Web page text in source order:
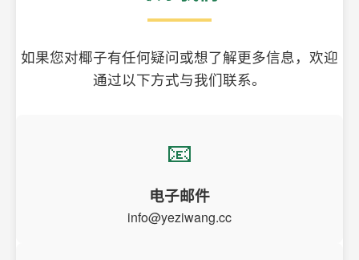
如果您对椰子有任何疑问或想了解更多信息，欢迎
通过以下方式与我们联系。
📧
电子邮件
info@yeziwang.cc